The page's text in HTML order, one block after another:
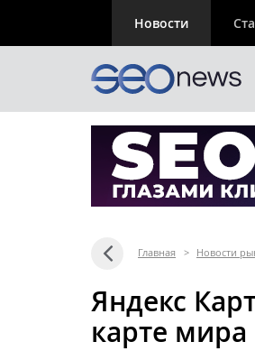
Новости
Главная > Новости
Яндекс
карте мира